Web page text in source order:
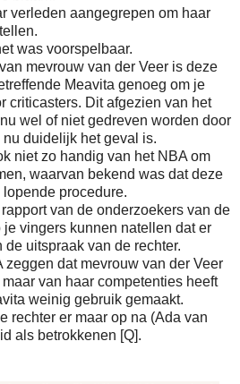
verleden aangegrepen om haar
was voorspelbaar.
mevrouw van der Veer is deze
Meavita genoeg om je
criticasters. Dit afgezien van het
wel of niet gedreven worden door
duidelijk het geval is.
niet zo handig van het NBA om
waarvan bekend was dat deze
procedure.
van de onderzoekers van de
vingers kunnen natellen dat er
uitspraak van de rechter.
dat mevrouw van der Veer
van haar competenties heeft
weinig gebruik gemaakt.
rechter er maar op na (Ada van
als betrokkenen [Q].